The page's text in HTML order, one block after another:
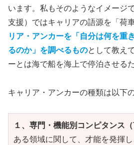
います。私もそのようなイメージ
支援）ではキャリアの語源を「荷
リア・アンカーを「自分は何を重
るのか」を調べるものとして教え
ーとは海で船を海上で停泊させる
キャリア・アンカーの種類は以下
１、専門・機能別コンピタンス（
ある領域に関して、才能を発揮